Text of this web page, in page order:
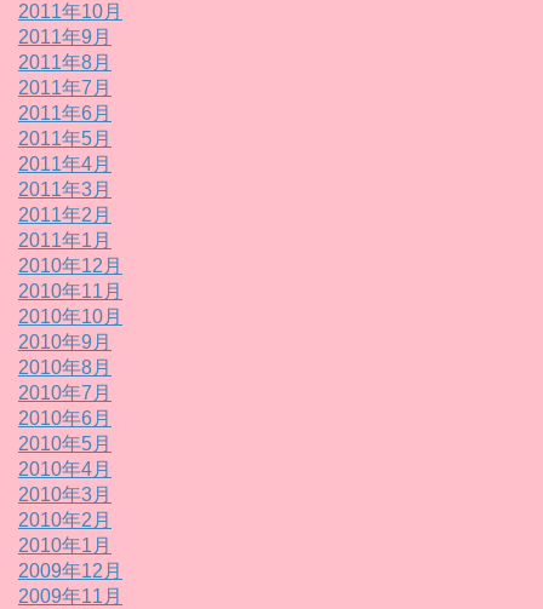
2011年10月
2011年9月
2011年8月
2011年7月
2011年6月
2011年5月
2011年4月
2011年3月
2011年2月
2011年1月
2010年12月
2010年11月
2010年10月
2010年9月
2010年8月
2010年7月
2010年6月
2010年5月
2010年4月
2010年3月
2010年2月
2010年1月
2009年12月
2009年11月